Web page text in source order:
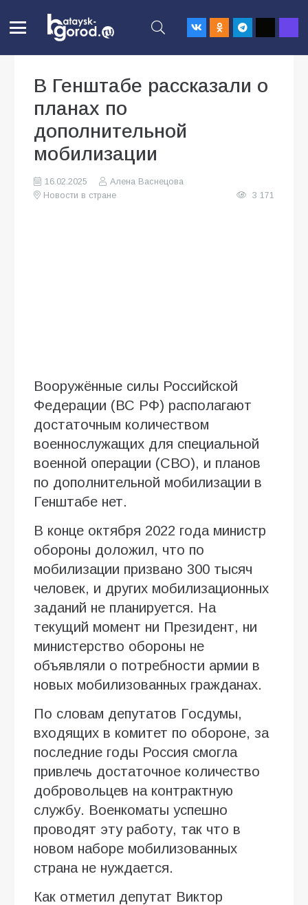
В Генштабе рассказали о
планах по
дополнительной
мобилизации
16.02.2025
Алена Васнецова
Новости в стране
3 171
Вооружённые силы Российской
Федерации (ВС РФ) располагают
достаточным количеством
военнослужащих для специальной
военной операции (СВО), и планов
по дополнительной мобилизации в
Генштабе нет.
В конце октября 2022 года министр
обороны доложил, что по
мобилизации призвано 300 тысяч
человек, и других мобилизационных
заданий не планируется. На
текущий момент ни Президент, ни
министерство обороны не
объявляли о потребности армии в
новых мобилизованных гражданах.
По словам депутатов Госдумы,
входящих в комитет по обороне, за
последние годы Россия смогла
привлечь достаточное количество
добровольцев на контрактную
службу. Военкоматы успешно
проводят эту работу, так что в
новом наборе мобилизованных
страна не нуждается.
Как отметил депутат Виктор